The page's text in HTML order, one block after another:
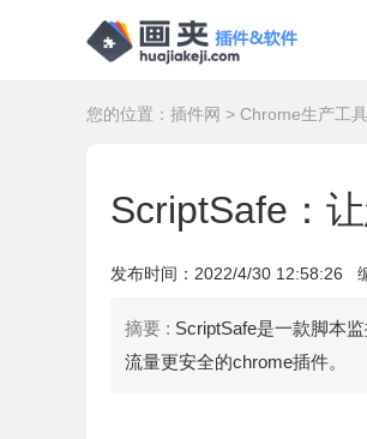
您的位置： 插件网 > Chrome生产工
ScriptSafe：
发布时间： 2022/4/30 12:58:26
摘要 : ScriptSafe是一款脚本
流量更安全的chrome插件。